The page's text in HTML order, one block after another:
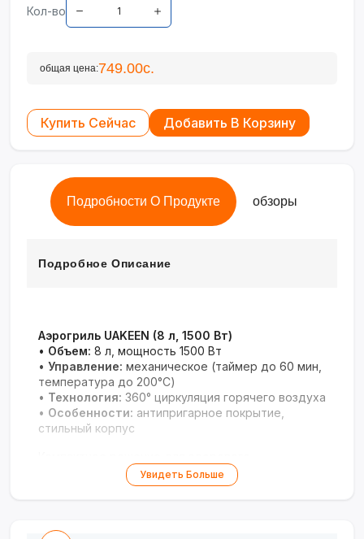
Кол-во
общая цена:749.00с.
Купить Сейчас Добавить В Корзину
Подробности О Продукте обзоры
Подробное Описание
Аэрогриль UAKEEN (8 л, 1500 Вт)
• Объем: 8 л, мощность 1500 Вт
• Управление: механическое (таймер до 60 мин,
температура до 200°C)
• Технология: 360° циркуляция горячего воздуха
• Особенности: антипригарное покрытие,
стильный корпус
приготовления с хрустящей корочкой.
Увидеть Больше